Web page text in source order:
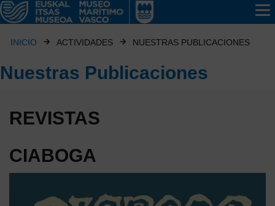
INICIO ACTIVIDADES NUESTRAS PUBLICACIONES
Nuestras Publicaciones
REVISTAS
CIABOGA